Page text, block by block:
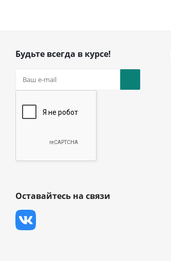
Будьте всегда в курсе!
Оставайтесь на связи